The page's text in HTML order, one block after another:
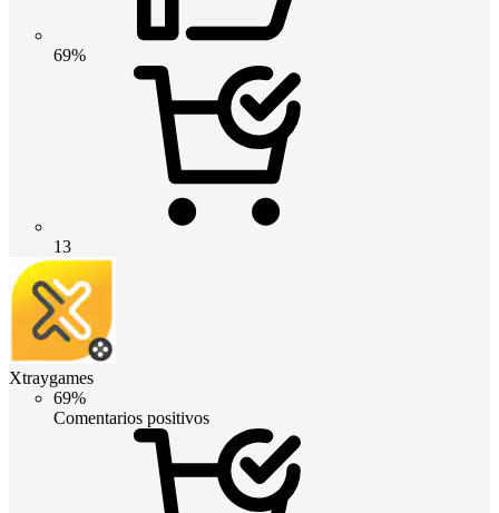
69%
13
Xtraygames
69%
Comentarios positivos